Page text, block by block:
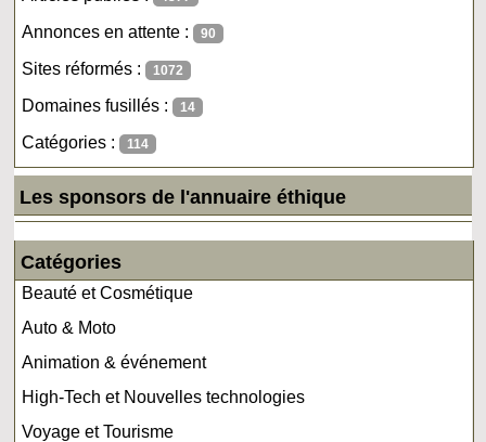
Annonces en attente : 90
Sites réformés : 1072
Domaines fusillés : 14
Catégories : 114
Les sponsors de l'annuaire éthique
Catégories
Beauté et Cosmétique
Auto & Moto
Animation & événement
High-Tech et Nouvelles technologies
Voyage et Tourisme